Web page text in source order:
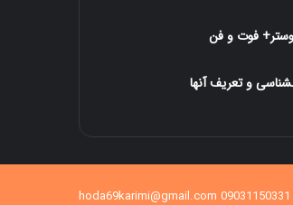
فوت و فن
و تعریف آنها
09031150331 hoda69karimi@gmail.com